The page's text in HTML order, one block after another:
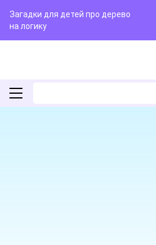
Загадки для детей про дерево
на логику